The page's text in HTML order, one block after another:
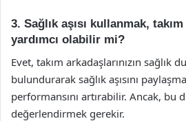
3. Sağlık aşısı kullanmak,
yardımcı olabilir mi?
Evet, takım arkadaşlarınızın sağlık
bulundurarak sağlık aşısını
performansını artırabilir. Ancak, bu
değerlendirmek gerekir.